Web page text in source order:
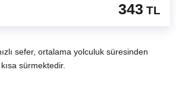
343 TL
sefer, ortalama yolculuk süresinden
sürmektedir.